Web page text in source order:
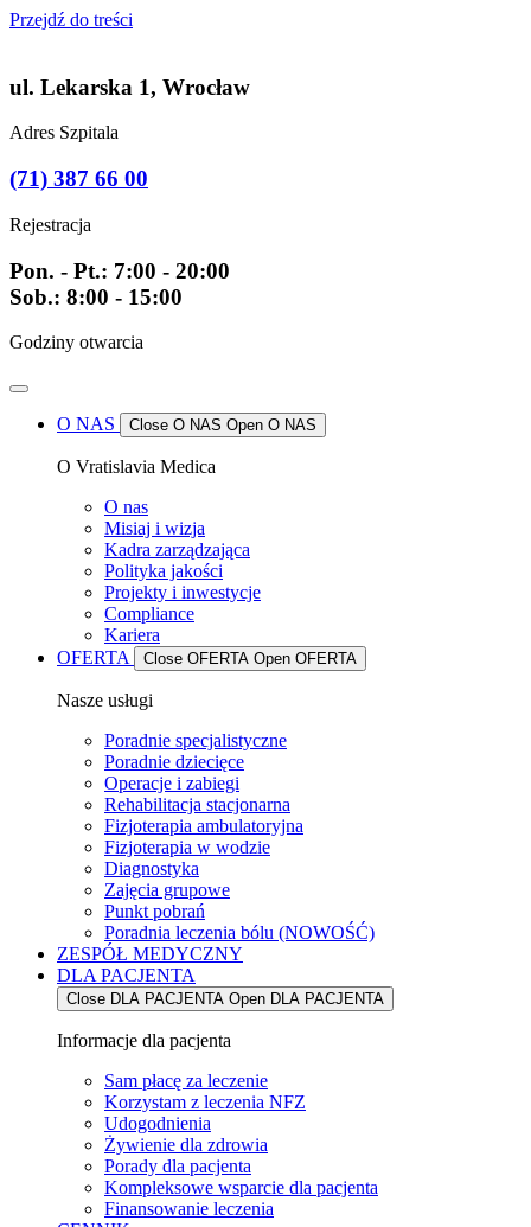
Przejdź do treści
ul. Lekarska 1, Wrocław
Adres Szpitala
(71) 387 66 00
Rejestracja
Pon. - Pt.: 7:00 - 20:00
Sob.: 8:00 - 15:00
Godziny otwarcia
O NAS Close O NAS Open O NAS
O Vratislavia Medica
O nas
Misiaj i wizja
Kadra zarządzająca
Polityka jakości
Projekty i inwestycje
Compliance
Kariera
OFERTA
Close OFERTA Open OFERTA
Nasze usługi
Poradnie specjalistyczne
Poradnie dziecięce
Operacje i zabiegi
Rehabilitacja stacjonarna
Fizjoterapia ambulatoryjna
Fizjoterapia w wodzie
Diagnostyka
Zajęcia grupowe
Punkt pobrań
Poradnia leczenia bólu (NOWOŚĆ)
ZESPÓŁ MEDYCZNY
DLA PACJENTA
Close DLA PACJENTA Open DLA PACJENTA
Informacje dla pacjenta
Sam płacę za leczenie
Korzystam z leczenia NFZ
Udogodnienia
Żywienie dla zdrowia
Porady dla pacjenta
Kompleksowe wsparcie dla pacjenta
Finansowanie leczenia